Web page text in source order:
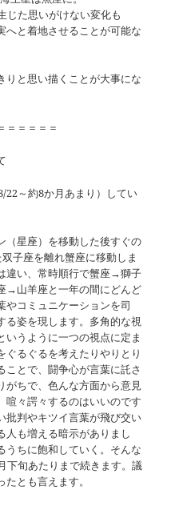
じた思いがけない変化も
へと着地させることが可能な
りと思い描くことが大事にな
＝＝＝＝＝
22～約8か月あまり）してい
（星座）を移動した後すぐの
子座を離れ蟹座に移動しま
違い、常時順行で蟹座→獅子
山羊座と一年の間にどんど
やコミュニケーションを司
る姿を現します。多角的な視
いうように一つの視点に定ま
ぐるぐるを考えたりやりとり
ことで、闘争心が言葉に託さ
がちで、色んな方面から意見
喧々諤々するのはいいのです
批判やキツイ言葉が飛び交い
人も増える暗示がありまし
うちに飽和していく。そんな
下旬あたりまで続きます。議
とも言えます。